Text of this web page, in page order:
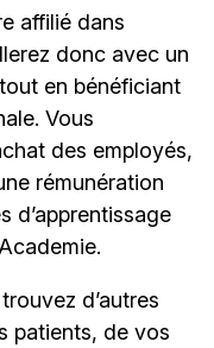
affilié dans
donc avec un
en bénéficiant
Vous
des employés,
rémunération
d’apprentissage
d’autres
patients, de vos